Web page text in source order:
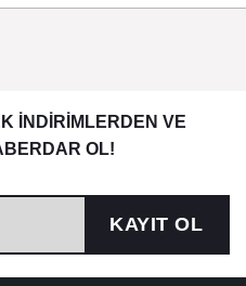
İNDİRİMLERDEN VE
OL!
KAYIT OL